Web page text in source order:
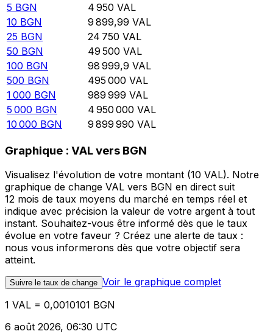
5 BGN 4 950 VAL
10 BGN 9 899,99 VAL
25 BGN 24 750 VAL
50 BGN 49 500 VAL
100 BGN 98 999,9 VAL
500 BGN 495 000 VAL
1 000 BGN 989 999 VAL
5 000 BGN 4 950 000 VAL
10 000 BGN 9 899 990 VAL
Graphique : VAL vers BGN
Visualisez l'évolution de votre montant (10 VAL). Notre
graphique de change VAL vers BGN en direct suit
12 mois de taux moyens du marché en temps réel et
indique avec précision la valeur de votre argent à tout
instant. Souhaitez-vous être informé dès que le taux
évolue en votre faveur ? Créez une alerte de taux :
nous vous informerons dès que votre objectif sera
atteint.
Suivre le taux de change Voir le graphique complet
1 VAL = 0,0010101 BGN
6 août 2026, 06:30 UTC